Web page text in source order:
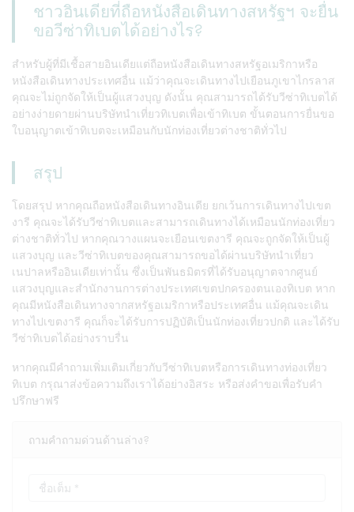
ชาวอินเดียที่ถือหนังสือเดินทางสหรัฐฯ จะยื่น
ขอวีซ่าทิเบตได้อย่างไร?
สำหรับผู้ที่มีเชื้อสายอินเดียแต่ถือหนังสือเดินทางสหรัฐอเมริกาหรือ
หนังสือเดินทางประเทศอื่น แม้ว่าคุณจะเดินทางไปเยือนภูเขาไกรลาส
คุณจะไม่ถูกจัดให้เป็นผู้แสวงบุญ ดังนั้น คุณสามารถได้รับวีซ่าทิเบตได้
อย่างง่ายดายผ่านบริษัทนำเที่ยวทิเบตเพื่อเข้าทิเบต ขั้นตอนการยื่นขอ
ใบอนุญาตเข้าทิเบตจะเหมือนกับนักท่องเที่ยวต่างชาติทั่วไป
สรุป
โดยสรุป หากคุณถือหนังสือเดินทางอินเดีย ยกเว้นการเดินทางไปเขต
งารี คุณจะได้รับวีซ่าทิเบตและสามารถเดินทางได้เหมือนนักท่องเที่ยว
ต่างชาติทั่วไป หากคุณวางแผนจะเยือนเขตงารี คุณจะถูกจัดให้เป็นผู้
แสวงบุญ และวีซ่าทิเบตของคุณสามารถขอได้ผ่านบริษัทนำเที่ยว
เนปาลหรืออินเดียเท่านั้น ซึ่งเป็นพันธมิตรที่ได้รับอนุญาตจากศูนย์
แสวงบุญและสำนักงานการต่างประเทศเขตปกครองตนเองทิเบต หาก
คุณมีหนังสือเดินทางจากสหรัฐอเมริกาหรือประเทศอื่น แม้คุณจะเดิน
ทางไปเขตงารี คุณก็จะได้รับการปฏิบัติเป็นนักท่องเที่ยวปกติ และได้รับ
วีซ่าทิเบตได้อย่างราบรื่น
หากคุณมีคำถามเพิ่มเติมเกี่ยวกับวีซ่าทิเบตหรือการเดินทางท่องเที่ยว
ทิเบต กรุณาส่งข้อความถึงเราได้อย่างอิสระ หรือส่งคำขอเพื่อรับคำ
ปรึกษาฟรี
ถามคำถามด่วนด้านล่าง?